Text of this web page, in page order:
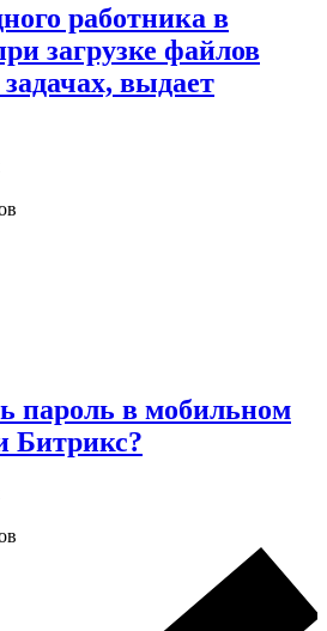
работника в
загрузке файлов
выдает
пароль в мобильном
Битрикс?